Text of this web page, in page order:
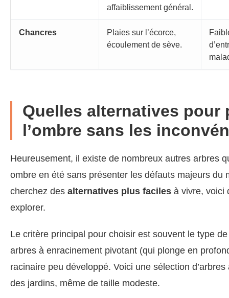
affaiblissement général.
Chancres
Plaies sur l’écorce,
écoulement de sève.
Quelles alternatives pour
l’ombre sans les
Heureusement, il existe de nombreux autres arbres
ombre en été sans présenter les défauts majeurs du
cherchez des alternatives plus faciles à vivre, voici
explorer.
Le critère principal pour choisir est souvent le type
arbres à enracinement pivotant (qui plonge en
racinaire peu développé. Voici une sélection
des jardins, même de taille modeste.